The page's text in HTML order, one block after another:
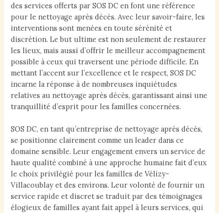
des services offerts par SOS DC en font une référence
pour le nettoyage après décès. Avec leur savoir-faire, les
interventions sont menées en toute sérénité et
discrétion. Le but ultime est non seulement de restaurer
les lieux, mais aussi d’offrir le meilleur accompagnement
possible à ceux qui traversent une période difficile. En
mettant l’accent sur l’excellence et le respect, SOS DC
incarne la réponse à de nombreuses inquiétudes
relatives au nettoyage après décès, garantissant ainsi une
tranquillité d’esprit pour les familles concernées.
SOS DC, en tant qu’entreprise de nettoyage après décès,
se positionne clairement comme un leader dans ce
domaine sensible. Leur engagement envers un service de
haute qualité combiné à une approche humaine fait d’eux
le choix privilégié pour les familles de Vélizy-
Villacoublay et des environs. Leur volonté de fournir un
service rapide et discret se traduit par des témoignages
élogieux de familles ayant fait appel à leurs services, qui